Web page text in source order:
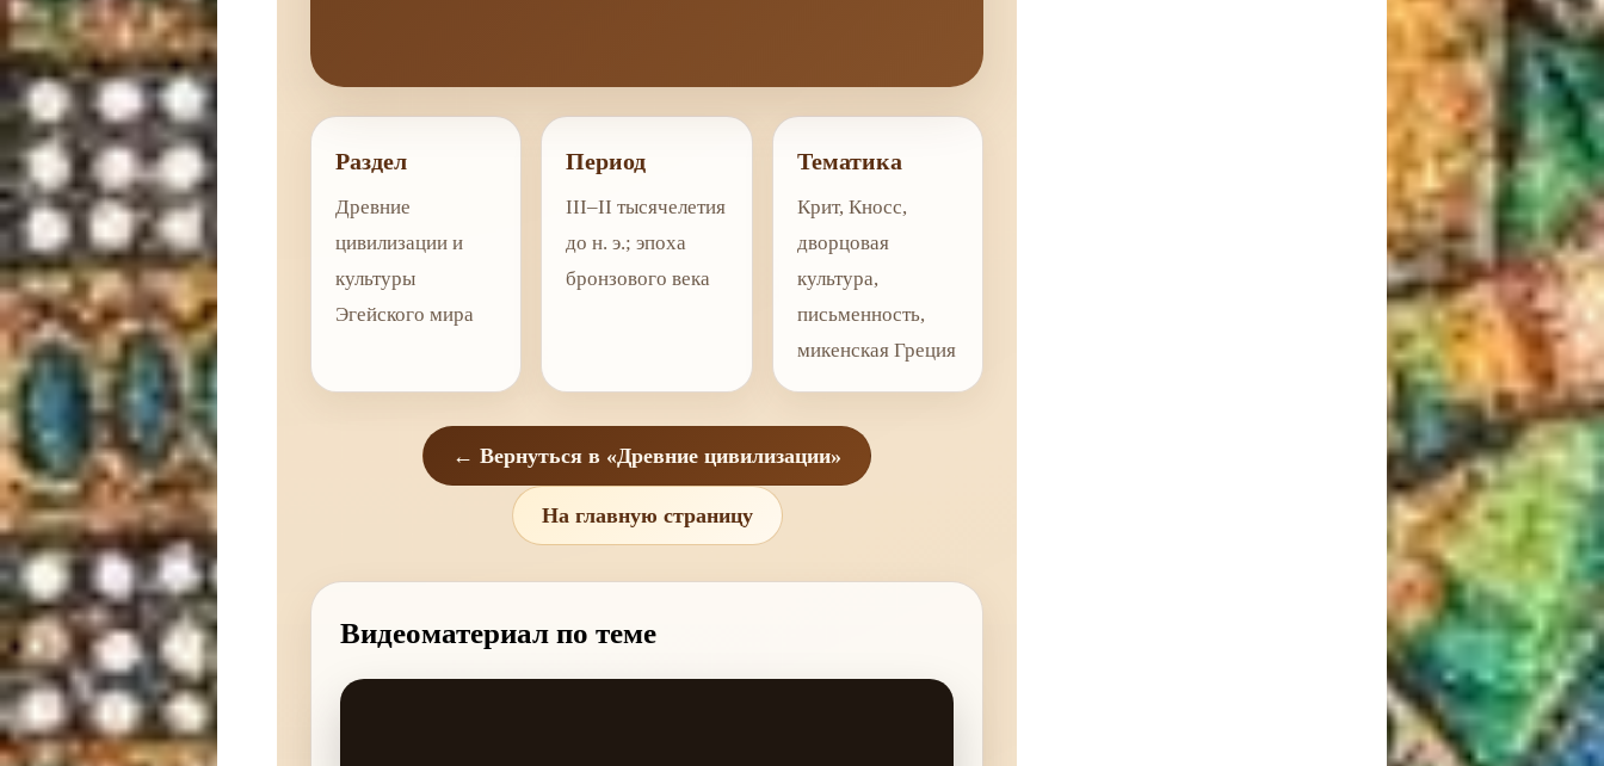
Раздел
Древние
цивилизации и
культуры
Эгейского мира
Период
III–II тысячелетия
до н. э.; эпоха
бронзового века
Тематика
Крит, Кносс,
дворцовая
культура,
письменность,
микенская Греция
← Вернуться в «Древние цивилизации»
На главную страницу
Видеоматериал по теме